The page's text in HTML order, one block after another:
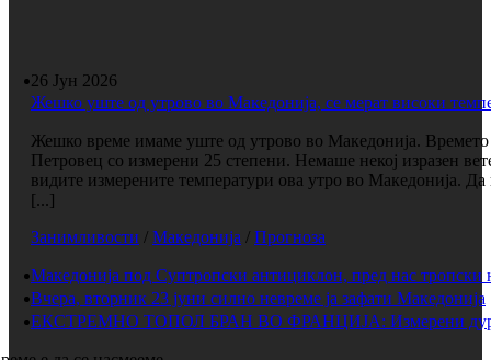
26 Јун 2026
Жешко уште од утрово во Македонија, се мерат високи
Жешко време имаме уште од утрово во Македонија. Времето
Петровец со измерени 25 степени. Немаше некој изразен
видите измерените температури ова утро во Македонија.
[...]
Занимливости / Македонија / Прогноза
Македонија под Суптропски антициклон, пред нас тропски
Вчера, вторник 23 јуни силно невреме ја зафати Македонија
ЕКСТРЕМНО ТОПОЛ БРАН ВО ФРАНЦИЈА: Измерени дури